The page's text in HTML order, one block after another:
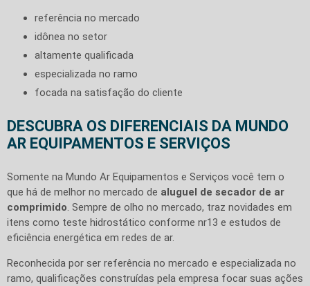
referência no mercado
idônea no setor
altamente qualificada
especializada no ramo
focada na satisfação do cliente
DESCUBRA OS DIFERENCIAIS DA MUNDO
AR EQUIPAMENTOS E SERVIÇOS
Somente na Mundo Ar Equipamentos e Serviços você tem o
que há de melhor no mercado de aluguel de secador de ar
comprimido. Sempre de olho no mercado, traz novidades em
itens como teste hidrostático conforme nr13 e estudos de
eficiência energética em redes de ar.
Reconhecida por ser referência no mercado e especializada no
ramo, qualificações construídas pela empresa focar suas ações